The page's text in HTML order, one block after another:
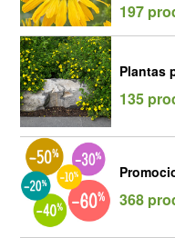
197
Plantas
135
368